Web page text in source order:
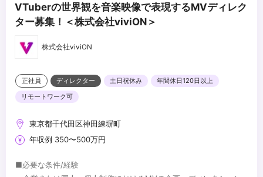
VTuberの世界観を音楽映像で表現するMVディレク
ター募集！＜株式会社viviON＞
株式会社viviON
正社員 ディレクター 土日祝休み
年間休日120日以上
リモートワーク可
東京都千代田区神田練塀町
年収例 350〜500万円
■必要な条件/経験